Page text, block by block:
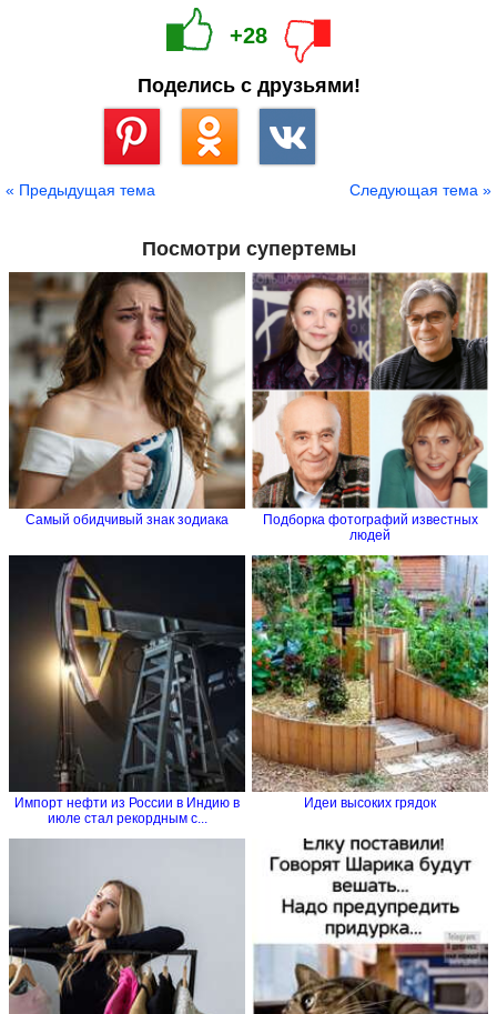
+28
Поделись с друзьями!
« Предыдущая тема Следующая тема »
Посмотри супертемы
Самый обидчивый знак зодиака
Подборка фотографий известных
людей
Импорт нефти из России в Индию в
июле стал рекордным с...
Идеи высоких грядок